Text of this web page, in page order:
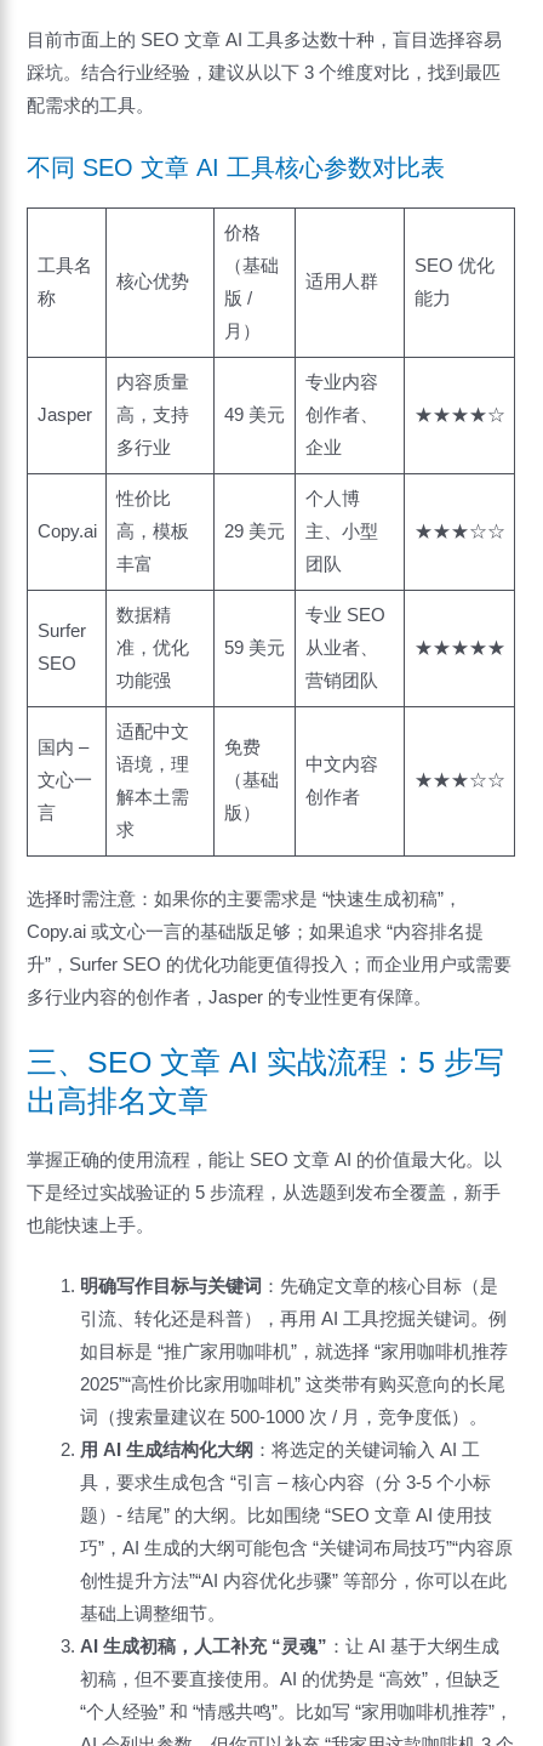
目前市面上的 SEO 文章 AI 工具多达数十种，盲目选择容易
踩坑。结合行业经验，建议从以下 3 个维度对比，找到最匹
配需求的工具。
不同 SEO 文章 AI 工具核心参数对比表
工具名
称
核心优势
价格
（基础
版 /
月）
适用人群
SEO 优化
能力
Jasper
内容质量
高，支持
多行业
49 美元
专业内容
创作者、
企业
★★★★☆
Copy.ai
性价比
高，模板
丰富
29 美元
个人博
主、小型
团队
★★★☆☆
Surfer
SEO
数据精
准，优化
功能强
59 美元
专业 SEO
从业者、
营销团队
★★★★★
国内 –
文心一
言
适配中文
语境，理
解本土需
求
免费
（基础
版）
中文内容
创作者
★★★☆☆
选择时需注意：如果你的主要需求是 “快速生成初稿”，
Copy.ai 或文心一言的基础版足够；如果追求 “内容排名提
升”，Surfer SEO 的优化功能更值得投入；而企业用户或需要
多行业内容的创作者，Jasper 的专业性更有保障。
三、SEO 文章 AI 实战流程：5 步写
出高排名文章
掌握正确的使用流程，能让 SEO 文章 AI 的价值最大化。以
下是经过实战验证的 5 步流程，从选题到发布全覆盖，新手
也能快速上手。
明确写作目标与关键词 ：先确定文章的核心目标（是
引流、转化还是科普），再用 AI 工具挖掘关键词。例
如目标是 “推广家用咖啡机”，就选择 “家用咖啡机推荐
2025”“高性价比家用咖啡机” 这类带有购买意向的长尾
词（搜索量建议在 500-1000 次 / 月，竞争度低）。
用 AI 生成结构化大纲 ：将选定的关键词输入 AI 工
具，要求生成包含 “引言 – 核心内容（分 3-5 个小标
题）- 结尾” 的大纲。比如围绕 “SEO 文章 AI 使用技
巧”，AI 生成的大纲可能包含 “关键词布局技巧”“内容原
创性提升方法”“AI 内容优化步骤” 等部分，你可以在此
基础上调整细节。
AI 生成初稿，人工补充 “灵魂” ：让 AI 基于大纲生成
初稿，但不要直接使用。AI 的优势是 “高效”，但缺乏
“个人经验” 和 “情感共鸣”。比如写 “家用咖啡机推荐”，